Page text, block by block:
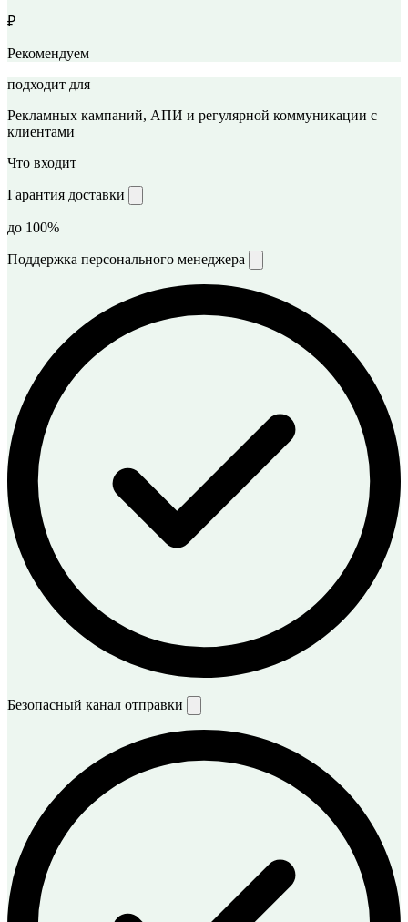
₽
Рекомендуем
подходит для
Рекламных кампаний, АПИ и регулярной коммуникации с
клиентами
Что входит
Гарантия доставки
до 100%
Поддержка персонального менеджера
Безопасный канал отправки